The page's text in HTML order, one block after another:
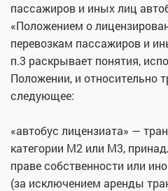
пассажиров и иных лиц
«Положением о
перевозкам пассажиров и
п.3 раскрывает понятия,
Положении, и относительно
следующее:
«автобус лицензиата» —
категории M2 или M3,
праве собственности или
(за исключением аренды